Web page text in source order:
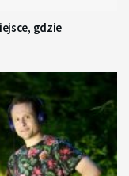
gdzie